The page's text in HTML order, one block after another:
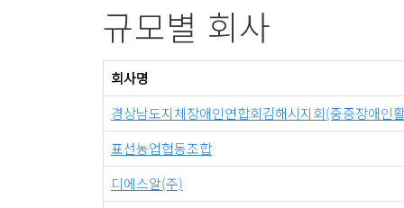
규모별 회사
회사명
경상남도지체장애인연합회김해시지회(중증장애인
표선농업협동조합
디에스알(주)